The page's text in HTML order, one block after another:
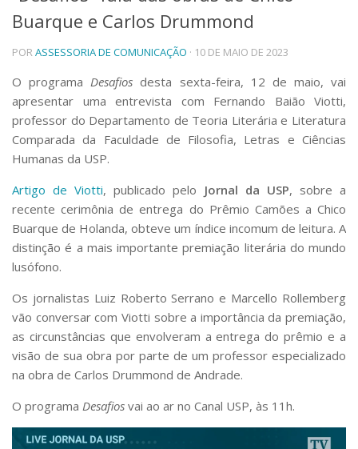
Telefones e Mapas
Pessoas
Ensino
Graduação
Pós-Graduação
Educação a distância
Cursos de Extensão
Pesquisa e Inovação
Centros, Núcleos e Projetos em Rede
Pós-doutorado
Iniciação Científica
Transferência de Tecnologia
Empresas Juniores
Artes, Cultura e Esportes
Museus e Espaços Interativos
Apoio ao Estudante
RH, Administrativo e Financeiro
Buarque e Carlos Drummond
PORASSESSORIA DE COMUNICAÇÃO · 10 DE MAIO DE 2023
O programa Desafios desta sexta-feira, 12 de maio, vai
apresentar uma entrevista com Fernando Baião Viotti,
professor do Departamento de Teoria Literária e Literatura
Comparada da Faculdade de Filosofia, Letras e Ciências
Humanas da USP.
Artigo de Viotti, publicado pelo Jornal da USP, sobre a
recente cerimônia de entrega do Prêmio Camões a Chico
Buarque de Holanda, obteve um índice incomum de leitura. A
distinção é a mais importante premiação literária do mundo
lusófono.
Os jornalistas Luiz Roberto Serrano e Marcello Rollemberg
vão conversar com Viotti sobre a importância da premiação,
as circunstâncias que envolveram a entrega do prêmio e a
visão de sua obra por parte de um professor especializado
na obra de Carlos Drummond de Andrade.
O programa Desafios vai ao ar no Canal USP, às 11h.